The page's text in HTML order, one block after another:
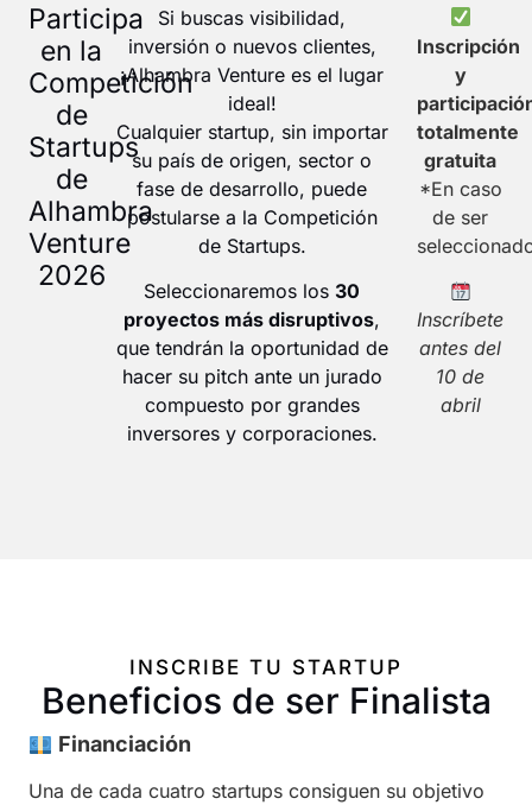
Participa
en la
Competición
de
Startups
de
Alhambra
Venture
2026
Si buscas visibilidad,
inversión o nuevos clientes,
¡Alhambra Venture es el lugar
ideal!
Cualquier startup, sin importar
su país de origen, sector o
fase de desarrollo, puede
postularse a la Competición
de Startups.
Seleccionaremos los 30
proyectos más disruptivos,
que tendrán la oportunidad de
hacer su pitch ante un jurado
compuesto por grandes
inversores y corporaciones.
Inscripción
y
totalmente
gratuita
*En caso
de ser
Inscríbete
antes del
10 de
abril
INSCRIBE TU STARTUP
Beneficios de ser Finalista
Financiación
Una de cada cuatro startups consiguen su objetivo